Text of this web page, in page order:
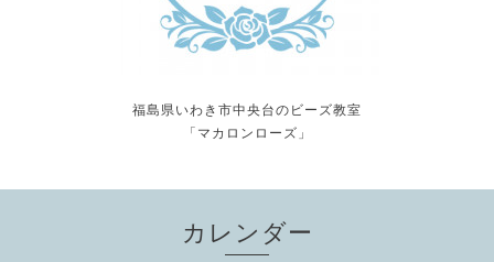
福島県いわき市中央台のビーズ教室
「マカロンローズ」
カレンダー